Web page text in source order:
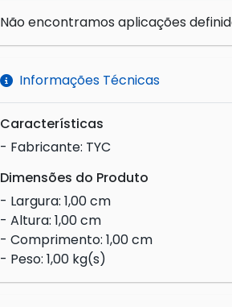
Não encontramos aplicações
Informações Técnicas
Características
- Fabricante: TYC
Dimensões do Produto
- Largura: 1,00 cm
- Altura: 1,00 cm
- Comprimento: 1,00 cm
- Peso: 1,00 kg(s)